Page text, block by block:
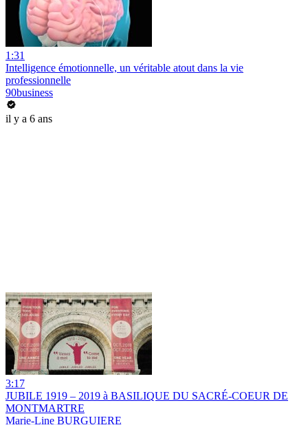
1:31
Intelligence émotionnelle, un véritable atout dans la vie
professionnelle
90business
il y a 6 ans
3:17
JUBILE 1919 – 2019 à BASILIQUE DU SACRÉ-COEUR DE
MONTMARTRE
Marie-Line BURGUIERE